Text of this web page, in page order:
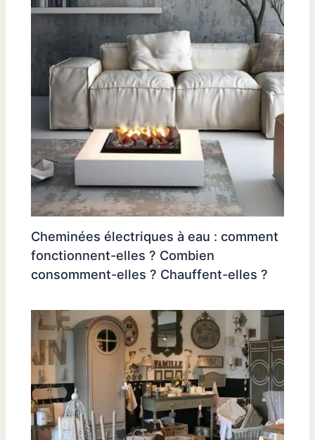
Cheminées électriques à eau : comment
fonctionnent-elles ? Combien
consomment-elles ? Chauffent-elles ?